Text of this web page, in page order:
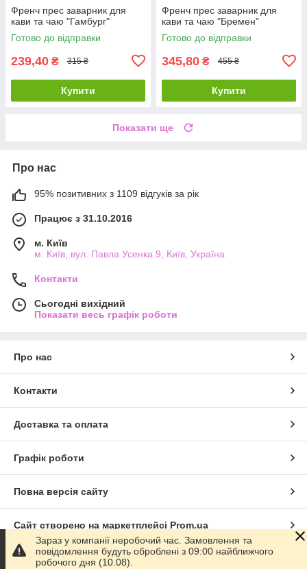
Френч прес заварник для
кави та чаю "Гамбург"
Готово до відправки
239,40 ₴ 315 ₴
Купити
Френч прес заварник для
кави та чаю "Бремен"
Готово до відправки
345,80 ₴ 455 ₴
Купити
Показати ще
Про нас
95% позитивних з 1109 відгуків за рік
Працює з 31.10.2016
м. Київ
м. Київ, вул. Павла Усенка 9, Київ, Україна
Контакти
Сьогодні вихідний
Показати весь графік роботи
Про нас
Контакти
Доставка та оплата
Графік роботи
Повна версія сайту
Сайт створено на маркетплейсі Prom.ua
Політика конфіденційності
Зараз у компанії неробочий час. Замовлення та
повідомлення будуть оброблені з 09:00 найближчого
робочого дня (10.08).